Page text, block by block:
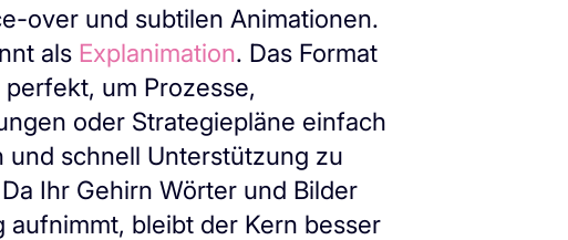
over und subtilen Animationen.
als Explanimation. Das Format
um Prozesse,
oder Strategiepläne einfach
und schnell Unterstützung zu
Ihr Gehirn Wörter und Bilder
aufnimmt, bleibt der Kern besser